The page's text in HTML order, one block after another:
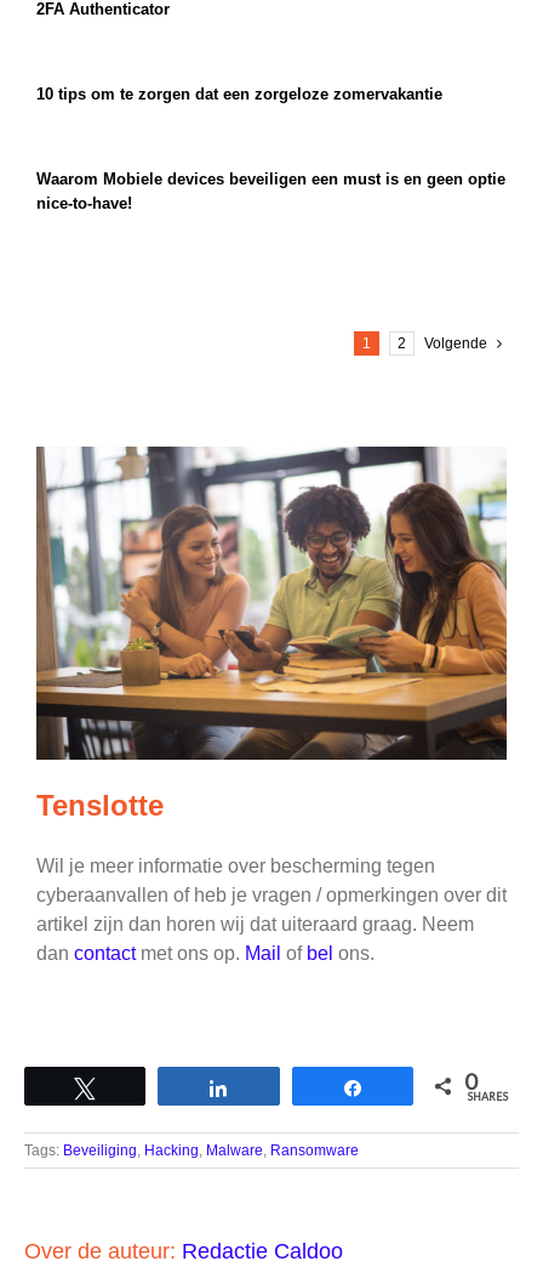
2FA Authenticator
10 tips om te zorgen dat een zorgeloze zomervakantie
Waarom Mobiele devices beveiligen een must is en geen optie
nice-to-have!
1 2 Volgende
Tenslotte
Wil je meer informatie over bescherming tegen
cyberaanvallen of heb je vragen / opmerkingen over dit
artikel zijn dan horen wij dat uiteraard graag. Neem
dan contactmet ons op. Mail of bel ons.
0
SHARES
Tags: Beveiliging, Hacking, Malware, Ransomware
Over de auteur: Redactie Caldoo